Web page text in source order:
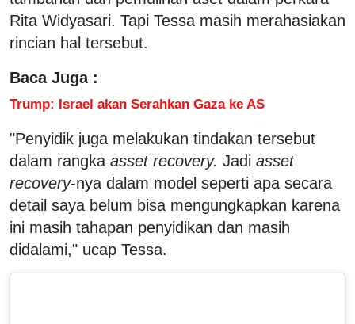
Rita Widyasari. Tapi Tessa masih merahasiakan
rincian hal tersebut.
Baca Juga :
Trump: Israel akan Serahkan Gaza ke AS
"Penyidik juga melakukan tindakan tersebut
dalam rangka asset recovery. Jadi asset
recovery-nya dalam model seperti apa secara
detail saya belum bisa mengungkapkan karena
ini masih tahapan penyidikan dan masih
didalami," ucap Tessa.